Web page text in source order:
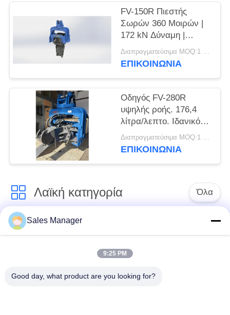
FV-150R Πιεστής
Σωρών 360 Μοιρών |
172 kN Δύναμη |
Εκσκαφέας 12-17
Τόνων
Διαπραγματεύσιμα MOQ:1 Set
ΕΠΙΚΟΙΝΩΝΙΑ
Οδηγός FV-280R
υψηλής ροής. 176,4
λίτρα/λεπτο. Ιδανικός
για σφραγίδες.
Διαπραγματεύσιμα MOQ:1 Set
ΕΠΙΚΟΙΝΩΝΙΑ
Λαϊκή κατηγορία Όλα
υδραυλικών
πασσάλων
συναρμολογημένα
σωρό πρόγραμμα
Sales Manager
9:25 PM
Good day, what product are you looking for?